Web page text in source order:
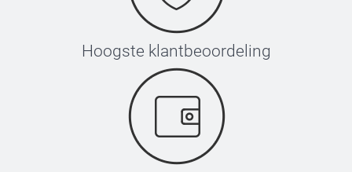
Hoogste klantbeoordeling